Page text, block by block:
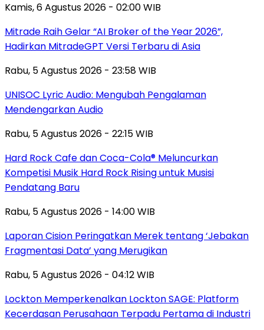
Kamis, 6 Agustus 2026 - 02:00 WIB
Mitrade Raih Gelar “AI Broker of the Year 2026”,
Hadirkan MitradeGPT Versi Terbaru di Asia
Rabu, 5 Agustus 2026 - 23:58 WIB
UNISOC Lyric Audio: Mengubah Pengalaman
Mendengarkan Audio
Rabu, 5 Agustus 2026 - 22:15 WIB
Hard Rock Cafe dan Coca-Cola® Meluncurkan
Kompetisi Musik Hard Rock Rising untuk Musisi
Pendatang Baru
Rabu, 5 Agustus 2026 - 14:00 WIB
Laporan Cision Peringatkan Merek tentang ‘Jebakan
Fragmentasi Data’ yang Merugikan
Rabu, 5 Agustus 2026 - 04:12 WIB
Lockton Memperkenalkan Lockton SAGE: Platform
Kecerdasan Perusahaan Terpadu Pertama di Industri